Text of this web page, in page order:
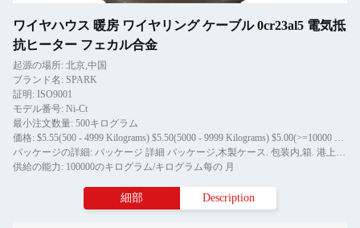
ワイヤハウス 暖房 ワイヤリング ケーブル 0cr23al5 電気抵
抗ヒーター フェカル合金
起源の場所: 北京,中国
ブランド名: SPARK
証明: ISO9001
モデル番号: Ni-Ct
最小注文数量: 500キログラム
価格: $5.55(500 - 4999 Kilograms) $5.50(5000 - 9999 Kilograms) $5.00(>=10000 Kilograms)
パッケージの詳細: パッケージ 詳細 パッケージ,木製ケース. 包装内,箱. 港上海 配送時間: 量 (kg) 1 - 10 日 (日) 3 交渉可
供給の能力: 100000のキログラム/キログラム每の 月
細部 Description